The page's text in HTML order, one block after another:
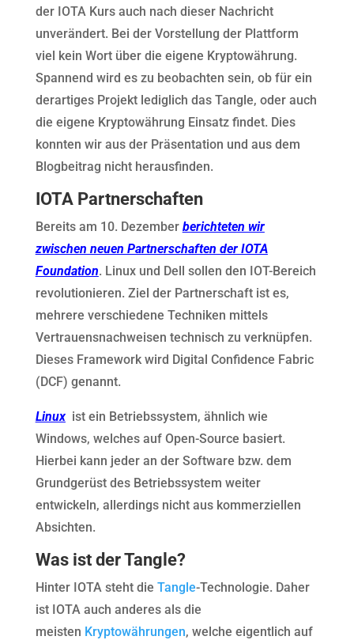
der IOTA Kurs auch nach dieser Nachricht
unverändert. Bei der Vorstellung der Plattform
viel kein Wort über die eigene Kryptowährung.
Spannend wird es zu beobachten sein, ob für ein
derartiges Projekt lediglich das Tangle, oder auch
die eigene Kryptowährung Einsatz findet. Dies
konnten wir aus der Präsentation und aus dem
Blogbeitrag nicht herausfinden.
IOTA Partnerschaften
Bereits am 10. Dezember berichteten wir
zwischen neuen Partnerschaften der IOTA
Foundation. Linux und Dell sollen den IOT-Bereich
revolutionieren. Ziel der Partnerschaft ist es,
mehrere verschiedene Techniken mittels
Vertrauensnachweisen technisch zu verknüpfen.
Dieses Framework wird Digital Confidence Fabric
(DCF) genannt.
Linuxist ein Betriebssystem, ähnlich wie
Windows, welches auf Open-Source basiert.
Hierbei kann jeder an der Software bzw. dem
Grundgerüst des Betriebssystem weiter
entwickeln, allerdings nicht aus kommerziellen
Absichten.
Was ist der Tangle?
Hinter IOTA steht die Tangle-Technologie. Daher
ist IOTA auch anderes als die
meisten Kryptowährungen, welche eigentlich auf